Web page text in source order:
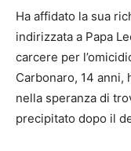
Ha affidato la sua
indirizzata a Papa
carcere per
Carbonaro, 14 anni,
nella speranza di
precipitato dopo il